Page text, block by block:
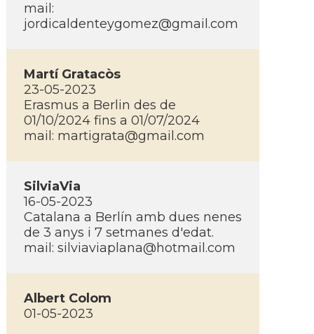
mail:
jordicaldenteygomez@gmail.com
Martí­ Gratacòs
23-05-2023
Erasmus a Berlin des de
01/10/2024 fins a 01/07/2024
mail: martigrata@gmail.com
SilviaVia
16-05-2023
Catalana a Berlí­n amb dues nenes
de 3 anys i 7 setmanes d'edat.
mail: silviaviaplana@hotmail.com
Albert Colom
01-05-2023